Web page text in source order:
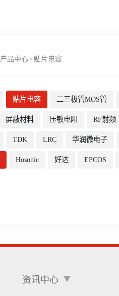
产品中心> 贴片电容
贴片电容 二三极管MOS管
屏蔽材料 压敏电阻 RF射频
TDK LRC 华润微电子
Hosonic 好达 EPCOS
资讯中心